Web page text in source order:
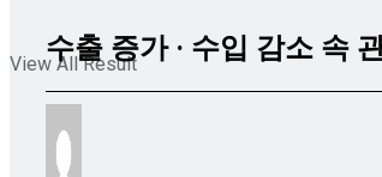
View All Result
수출 증가 · 수입 감소 속